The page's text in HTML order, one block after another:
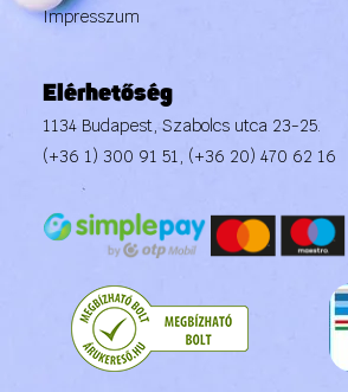
Impresszum
Elérhetőség
1134 Budapest, Szabolcs utca 23-25.
(+36 1) 300 91 51, (+36 20) 470 62 16